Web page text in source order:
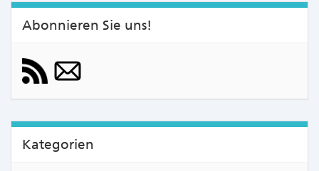
Abonnieren Sie uns!
Kategorien